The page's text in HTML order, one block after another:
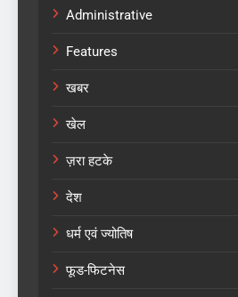
Administrative
Features
खबर
खेल
ज़रा हटके
देश
धर्म एवं ज्योतिष
फूड-फिटनेस